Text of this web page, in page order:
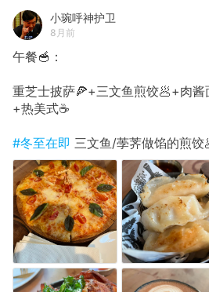
小琬呼神护卫
8月前
午餐🥣：
重芝士披萨🍕+三文鱼煎饺🥟+肉
+热美式☕️
#冬至在即 三文鱼/荸荠做馅的煎饺